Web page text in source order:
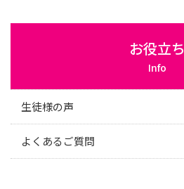
お役立ち
Info
生徒様の声
よくあるご質問